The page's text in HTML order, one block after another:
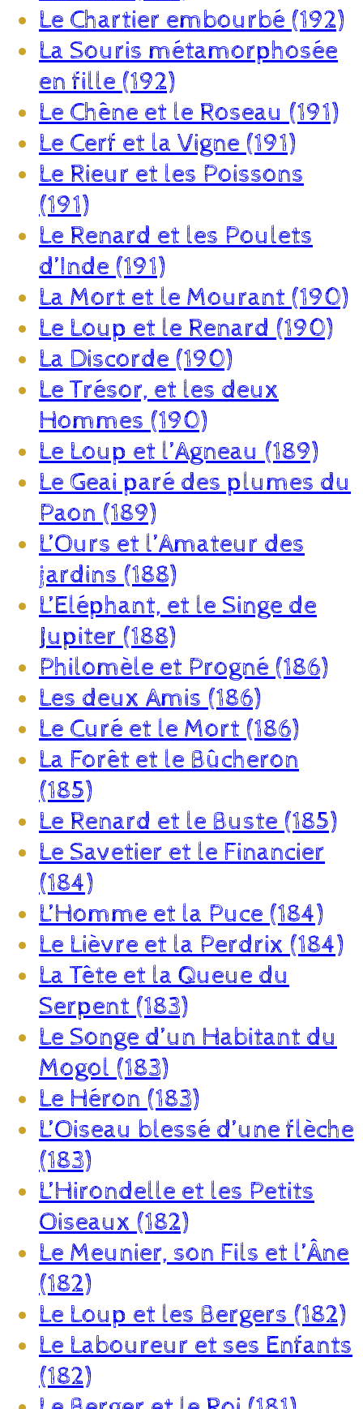
Le Chartier embourbé (192)
La Souris métamorphosée
en fille (192)
Le Chêne et le Roseau (191)
Le Cerf et la Vigne (191)
Le Rieur et les Poissons
(191)
Le Renard et les Poulets
d’Inde (191)
La Mort et le Mourant (190)
Le Loup et le Renard (190)
La Discorde (190)
Le Trésor, et les deux
Hommes (190)
Le Loup et l’Agneau (189)
Le Geai paré des plumes du
Paon (189)
L’Ours et l’Amateur des
jardins (188)
L’Eléphant, et le Singe de
Jupiter (188)
Philomèle et Progné (186)
Les deux Amis (186)
Le Curé et le Mort (186)
La Forêt et le Bûcheron
(185)
Le Renard et le Buste (185)
Le Savetier et le Financier
(184)
L’Homme et la Puce (184)
Le Lièvre et la Perdrix (184)
La Tête et la Queue du
Serpent (183)
Le Songe d’un Habitant du
Mogol (183)
Le Héron (183)
L’Oiseau blessé d’une flèche
(183)
L’Hirondelle et les Petits
Oiseaux (182)
Le Meunier, son Fils et l’Âne
(182)
Le Loup et les Bergers (182)
Le Laboureur et ses Enfants
(182)